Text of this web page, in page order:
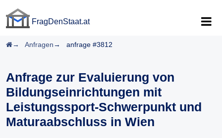
FragDenStaat.at
Startseite
Anfragen anfrage #3812
Anfrage zur Evaluierung von
Bildungseinrichtungen mit
Leistungssport-Schwerpunkt und
Maturaabschluss in Wien